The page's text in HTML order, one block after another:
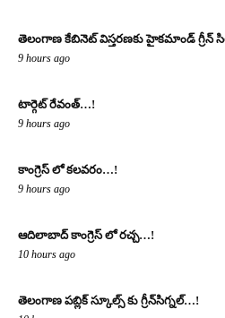
తెలంగాణ కేబినెట్ విస్తరణకు హైకమాండ్ గ్రీన్
9 hours ago
టార్గెట్ రేవంత్…!
9 hours ago
కాంగ్రెస్ లో కలవరం…!
9 hours ago
ఆదిలాబాద్ కాంగ్రెస్ లో రచ్చ…!
10 hours ago
తెలంగాణ పబ్లిక్ స్కూల్స్ కు గ్రీన్‌సిగ్నల్…!